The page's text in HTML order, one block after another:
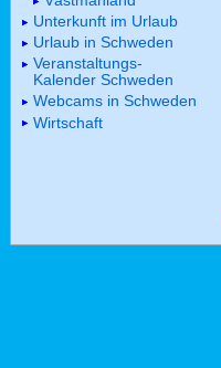
Unterkunft im Urlaub
Urlaub in Schweden
Veranstaltungs-
Kalender Schweden
Webcams in Schweden
Wirtschaft